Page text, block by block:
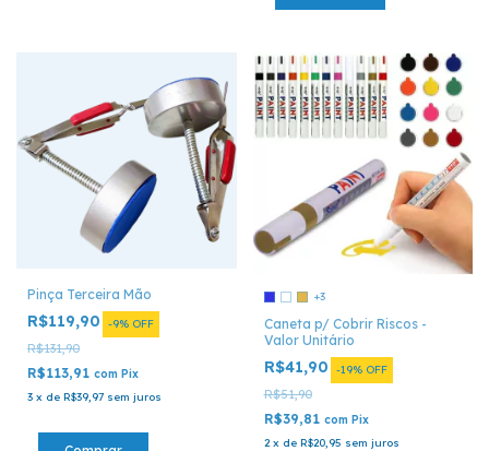
Pinça Terceira Mão
R$119,90 -9% OFF
R$131,90
R$113,91 com Pix
3 x de R$39,97 sem juros
+3
Caneta p/ Cobrir Riscos -
Valor Unitário
R$41,90 -19% OFF
R$51,90
R$39,81 com Pix
2 x de R$20,95 sem juros